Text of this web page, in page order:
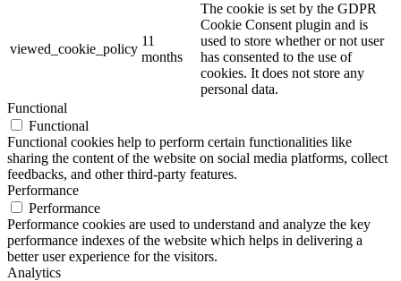
viewed_cookie_policy
11
months
The cookie is set by the GDPR
Cookie Consent plugin and is
used to store whether or not user
has consented to the use of
cookies. It does not store any
personal data.
Functional
Functional
Functional cookies help to perform certain functionalities like
sharing the content of the website on social media platforms, collect
feedbacks, and other third-party features.
Performance
Performance
Performance cookies are used to understand and analyze the key
performance indexes of the website which helps in delivering a
better user experience for the visitors.
Analytics